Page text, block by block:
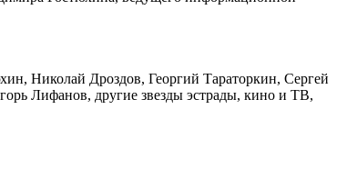
Николай Дроздов, Георгий Тараторкин, Сергей
Лифанов, другие звезды эстрады, кино и ТВ,